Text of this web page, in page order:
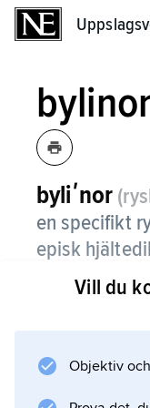
bylinor
byliʹnor
en specifikt
episk
(versrader
och
Vill du
Objektiv